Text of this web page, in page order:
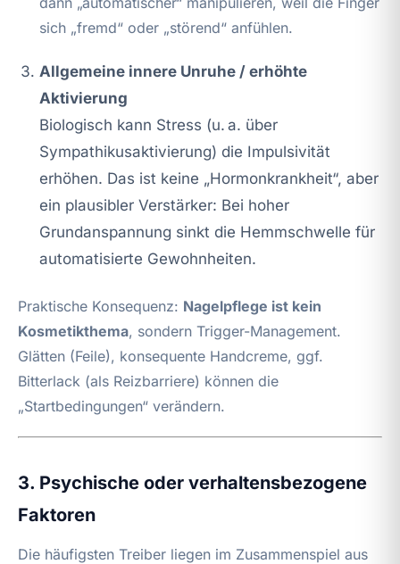
sich „fremd“ oder „störend“ anfühlen.
Allgemeine innere Unruhe / erhöhte
Aktivierung
Biologisch kann Stress (u. a. über
Sympathikusaktivierung) die Impulsivität
erhöhen. Das ist keine „Hormonkrankheit“, aber
ein plausibler Verstärker: Bei hoher
Grundanspannung sinkt die Hemmschwelle für
automatisierte Gewohnheiten.
Praktische Konsequenz: Nagelpflege ist kein
Kosmetikthema, sondern Trigger-Management.
Glätten (Feile), konsequente Handcreme, ggf.
Bitterlack (als Reizbarriere) können die
„Startbedingungen“ verändern.
3. Psychische oder verhaltensbezogene
Faktoren
Die häufigsten Treiber liegen im Zusammenspiel aus